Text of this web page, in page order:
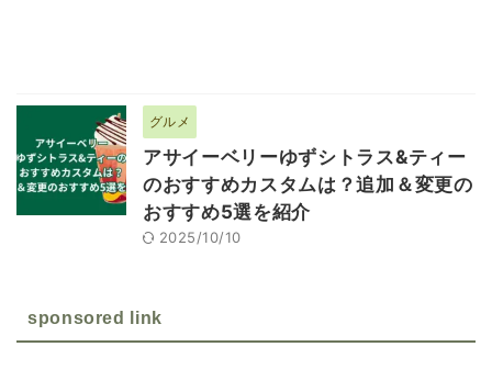
グルメ
アサイーベリーゆずシトラス&ティー
のおすすめカスタムは？追加＆変更の
おすすめ5選を紹介
2025/10/10
sponsored link